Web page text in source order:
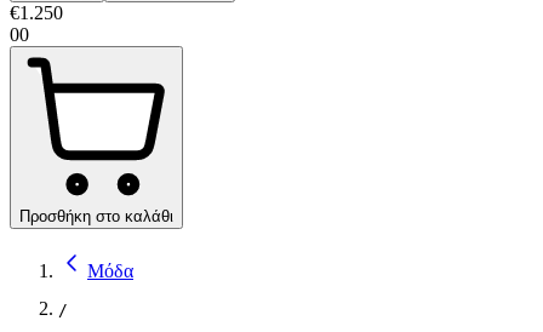
€1.250
00
Προσθήκη στο καλάθι
Μόδα
/